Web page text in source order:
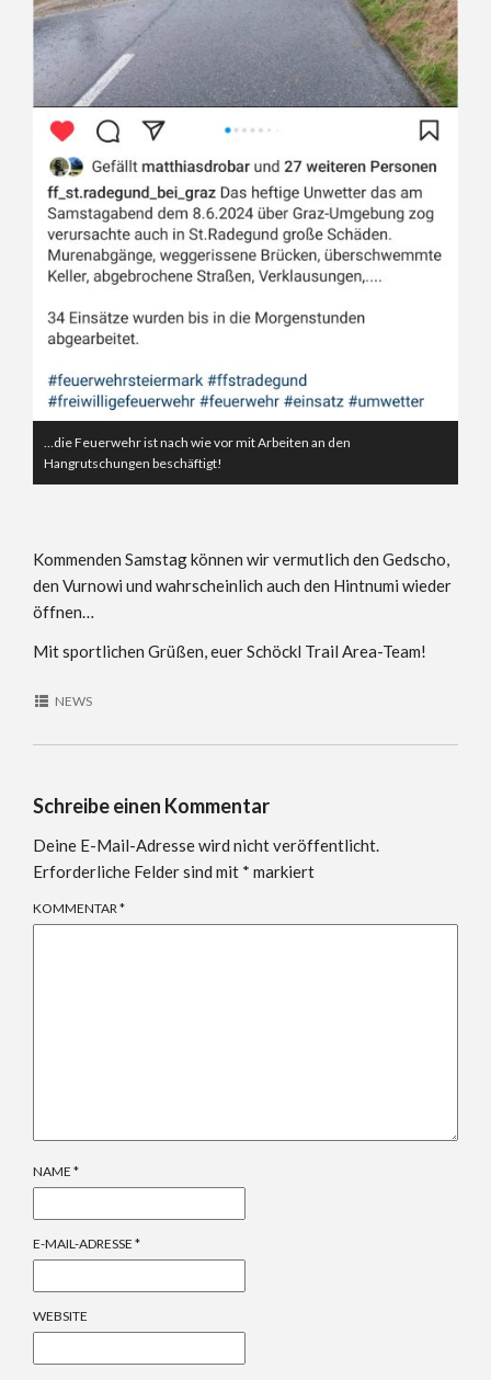
…die Feuerwehr ist nach wie vor mit Arbeiten an den
Hangrutschungen beschäftigt!
Kommenden Samstag können wir vermutlich den Gedscho,
den Vurnowi und wahrscheinlich auch den Hintnumi wieder
öffnen…
Mit sportlichen Grüßen, euer Schöckl Trail Area-Team!
NEWS
Schreibe einen Kommentar
Deine E-Mail-Adresse wird nicht veröffentlicht.
Erforderliche Felder sind mit * markiert
KOMMENTAR *
NAME *
E-MAIL-ADRESSE *
WEBSITE